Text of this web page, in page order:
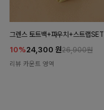
그렌스 토트백+파우치+스트랩SET
10%24,300 원26,900원
리뷰 카운트 영역